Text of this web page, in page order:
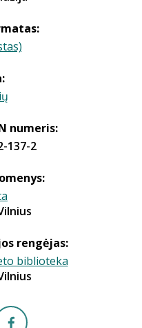
numeris:
137-2
rengėjas:
biblioteka